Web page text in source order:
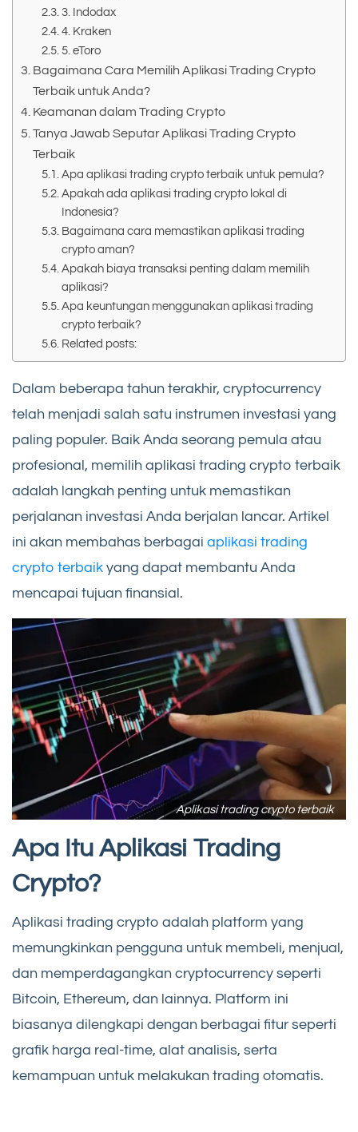
3. Indodax
4. Kraken
5. eToro
Bagaimana Cara Memilih Aplikasi Trading Crypto
Terbaik untuk Anda?
Keamanan dalam Trading Crypto
Tanya Jawab Seputar Aplikasi Trading Crypto
Terbaik
Apa aplikasi trading crypto terbaik untuk pemula?
Apakah ada aplikasi trading crypto lokal di
Indonesia?
Bagaimana cara memastikan aplikasi trading
crypto aman?
Apakah biaya transaksi penting dalam memilih
aplikasi?
Apa keuntungan menggunakan aplikasi trading
crypto terbaik?
Related posts:
Dalam beberapa tahun terakhir, cryptocurrency
telah menjadi salah satu instrumen investasi yang
paling populer. Baik Anda seorang pemula atau
profesional, memilih aplikasi trading crypto terbaik
adalah langkah penting untuk memastikan
perjalanan investasi Anda berjalan lancar. Artikel
ini akan membahas berbagai aplikasi trading
crypto terbaik yang dapat membantu Anda
mencapai tujuan finansial.
Aplikasi trading crypto terbaik
Apa Itu Aplikasi Trading
Crypto?
Aplikasi trading crypto adalah platform yang
memungkinkan pengguna untuk membeli, menjual,
dan memperdagangkan cryptocurrency seperti
Bitcoin, Ethereum, dan lainnya. Platform ini
biasanya dilengkapi dengan berbagai fitur seperti
grafik harga real-time, alat analisis, serta
kemampuan untuk melakukan trading otomatis.